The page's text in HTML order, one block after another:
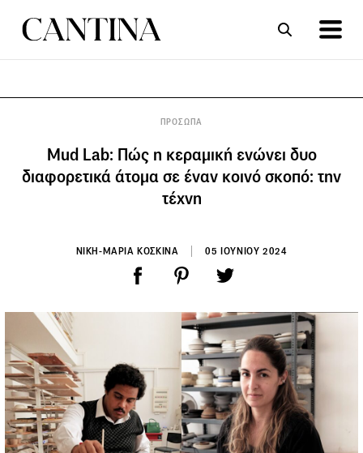
ΠΡΟΣΩΠΑ
Mud Lab: Πώς η κεραμική ενώνει δυο
διαφορετικά άτομα σε έναν κοινό σκοπό: την
τέχνη
ΝΙΚΗ-ΜΑΡΙΑ ΚΟΣΚΙΝΑ 05 ΙΟΥΝΙΟΥ 2024